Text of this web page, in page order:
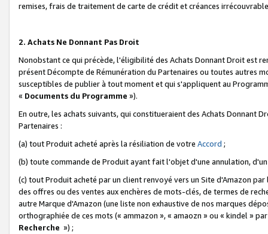
remises, frais de traitement de carte de crédit et créances
2. Achats Ne Donnant Pas Droit
Nonobstant ce qui précède, l'éligibilité des Achats Donnant Droit est
présent Décompte de Rémunération du Partenaires ou toutes autres
susceptibles de publier à tout moment et qui s'appliquent au
« Documents du Programme »).
En outre, les achats suivants, qui constitueraient des Achats Donnant
Partenaires :
(a) tout Produit acheté après la résiliation de votre Accord ;
(b) toute commande de Produit ayant fait l'objet d'une annulation,
(c) tout Produit acheté par un client renvoyé vers un Site d'Amazon
des offres ou des ventes aux enchères de mots-clés, de termes de
autre Marque d'Amazon (une liste non exhaustive de nos marques
orthographiée de ces mots (« ammazon », « amaozn » ou « kindel »
Recherche ») ;